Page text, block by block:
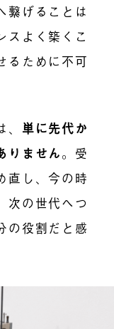
繋げることは
スよく築くこ
るために不可
単に先代か
りません。 受
直し、今の時
次の世代へつ
の役割だと感